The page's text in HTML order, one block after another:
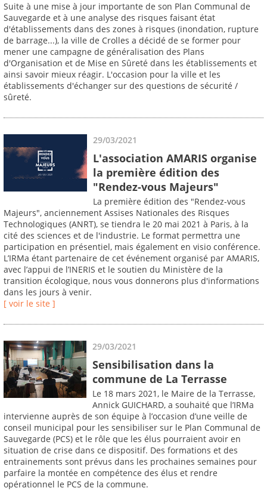
Suite à une mise à jour importante de son Plan Communal de
Sauvegarde et à une analyse des risques faisant état
d'établissements dans des zones à risques (inondation, rupture
de barrage...), la ville de Crolles a décidé de se former pour
mener une campagne de généralisation des Plans
d'Organisation et de Mise en Sûreté dans les établissements et
ainsi savoir mieux réagir. L'occasion pour la ville et les
établissements d'échanger sur des questions de sécurité /
sûreté.
29/03/2021
L'association AMARIS organise
la première édition des
"Rendez-vous Majeurs"
La première édition des "Rendez-vous
Majeurs", anciennement Assises Nationales des Risques
Technologiques (ANRT), se tiendra le 20 mai 2021 à Paris, à la
cité des sciences et de l'industrie. Le format permettra une
participation en présentiel, mais également en visio conférence.
L’IRMa étant partenaire de cet événement organisé par AMARIS,
avec l’appui de l’INERIS et le soutien du Ministère de la
transition écologique, nous vous donnerons plus d'informations
dans les jours à venir.
[ voir le site ]
29/03/2021
Sensibilisation dans la
commune de La Terrasse
Le 18 mars 2021, le Maire de la Terrasse,
Annick GUICHARD, a souhaité que l’IRMa
intervienne auprès de son équipe à l’occasion d’une veille de
conseil municipal pour les sensibiliser sur le Plan Communal de
Sauvegarde (PCS) et le rôle que les élus pourraient avoir en
situation de crise dans ce dispositif. Des formations et des
entrainements sont prévus dans les prochaines semaines pour
parfaire la montée en compétence des élus et rendre
opérationnel le PCS de la commune.